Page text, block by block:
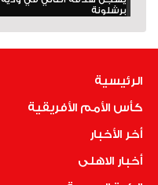
برشلونة
الرئيسية
كأس الأمم الأفريقية
أخر الأخبار
أخبار الاهلى